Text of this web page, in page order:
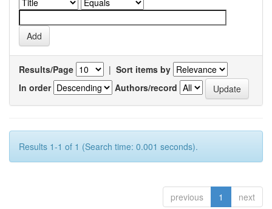
Results/Page | Sort items by
In order
Authors/record
Results 1-1 of 1 (Search time: 0.001 seconds).
previous 1 next